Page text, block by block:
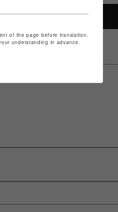
SHOP TOP
of the page before translation.
understanding in advance.